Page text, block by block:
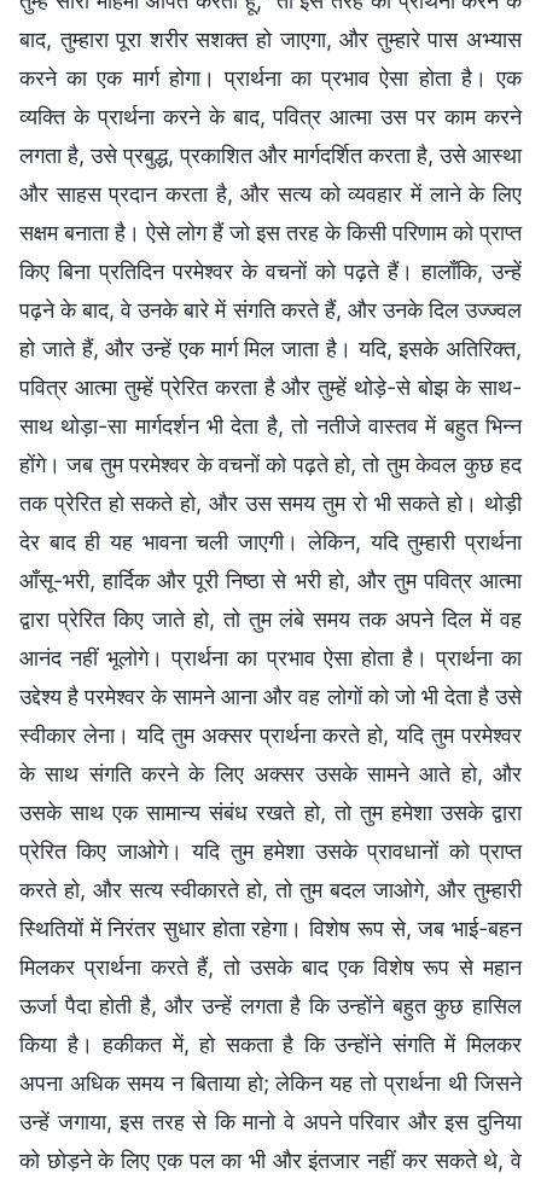
बाद, तुम्हारा पूरा शरीर सशक्त हो जाएगा, और तुम्हारे पास अभ्यास
करने का एक मार्ग होगा। प्रार्थना का प्रभाव ऐसा होता है। एक
व्यक्ति के प्रार्थना करने के बाद, पवित्र आत्मा उस पर काम करने
लगता है, उसे प्रबुद्ध, प्रकाशित और मार्गदर्शित करता है, उसे आस्था
और साहस प्रदान करता है, और सत्य को व्यवहार में लाने के लिए
सक्षम बनाता है। ऐसे लोग हैं जो इस तरह के किसी परिणाम को प्राप्त
किए बिना प्रतिदिन परमेश्वर के वचनों को पढ़ते हैं। हालाँकि, उन्हें
पढ़ने के बाद, वे उनके बारे में संगति करते हैं, और उनके दिल उज्ज्वल
हो जाते हैं, और उन्हें एक मार्ग मिल जाता है। यदि, इसके अतिरिक्त,
पवित्र आत्मा तुम्हें प्रेरित करता है और तुम्हें थोड़े-से बोझ के साथ-
साथ थोड़ा-सा मार्गदर्शन भी देता है, तो नतीजे वास्तव में बहुत भिन्न
होंगे। जब तुम परमेश्वर के वचनों को पढ़ते हो, तो तुम केवल कुछ हद
तक प्रेरित हो सकते हो, और उस समय तुम रो भी सकते हो। थोड़ी
देर बाद ही यह भावना चली जाएगी। लेकिन, यदि तुम्हारी प्रार्थना
आँसू-भरी, हार्दिक और पूरी निष्ठा से भरी हो, और तुम पवित्र आत्मा
द्वारा प्रेरित किए जाते हो, तो तुम लंबे समय तक अपने दिल में वह
आनंद नहीं भूलोगे। प्रार्थना का प्रभाव ऐसा होता है। प्रार्थना का
उद्देश्य है परमेश्वर के सामने आना और वह लोगों को जो भी देता है उसे
स्वीकार लेना। यदि तुम अक्सर प्रार्थना करते हो, यदि तुम परमेश्वर
के साथ संगति करने के लिए अक्सर उसके सामने आते हो, और
उसके साथ एक सामान्य संबंध रखते हो, तो तुम हमेशा उसके द्वारा
प्रेरित किए जाओगे। यदि तुम हमेशा उसके प्रावधानों को प्राप्त
करते हो, और सत्य स्वीकारते हो, तो तुम बदल जाओगे, और तुम्हारी
स्थितियों में निरंतर सुधार होता रहेगा। विशेष रूप से, जब भाई-बहन
मिलकर प्रार्थना करते हैं, तो उसके बाद एक विशेष रूप से महान
ऊर्जा पैदा होती है, और उन्हें लगता है कि उन्होंने बहुत कुछ हासिल
किया है। हकीकत में, हो सकता है कि उन्होंने संगति में मिलकर
अपना अधिक समय न बिताया हो; लेकिन यह तो प्रार्थना थी जिसने
उन्हें जगाया, इस तरह से कि मानो वे अपने परिवार और इस दुनिया
को छोड़ने के लिए एक पल का भी और इंतजार नहीं कर सकते थे, वे